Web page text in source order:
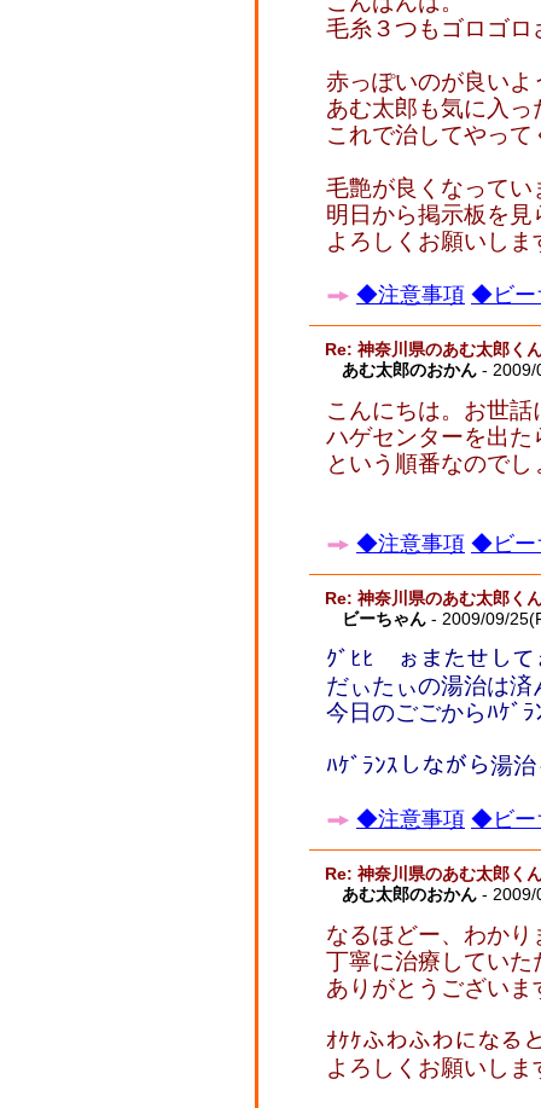
毛糸３つもゴロゴ
赤っぽいのが良いよ
あむ太郎も気に入
これで治してやって
毛艶が良くなって
明日から掲示板を
よろしくお願いしま
◆注意事項 ◆ビー
Re: 神奈川県のあむ太郎く
あむ太郎のおかん -
こんにちは。お世
ハゲセンターを出た
という順番なのでし
◆注意事項 ◆ビー
Re: 神奈川県のあむ太郎く
ビーちゃん - 2009/09/
ｸﾞﾋﾋ ぉまたせして
だぃたぃの湯治は済
今日のごごからﾊｹﾞ
ﾊｹﾞﾗﾝｽしながら湯
◆注意事項 ◆ビー
Re: 神奈川県のあむ太郎く
あむ太郎のおかん -
なるほどー、わかり
丁寧に治療していた
ありがとうございま
ｵｹｹふわふわになる
よろしくお願いしま